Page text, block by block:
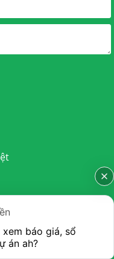
Trần Anh và Dự
báo giá, sổ
án ah?